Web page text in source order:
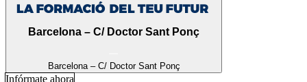
Barcelona – C/ Doctor Sant Ponç
Barcelona – C/ Doctor Sant Ponç
Infórmate ahora